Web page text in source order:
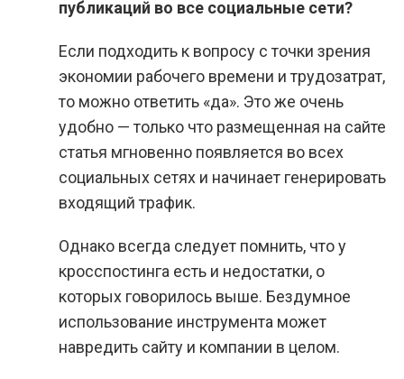
публикаций во все социальные сети?
Если подходить к вопросу с точки зрения
экономии рабочего времени и трудозатрат,
то можно ответить «да». Это же очень
удобно — только что размещенная на сайте
статья мгновенно появляется во всех
социальных сетях и начинает генерировать
входящий трафик.
Однако всегда следует помнить, что у
кросспостинга есть и недостатки, о
которых говорилось выше. Бездумное
использование инструмента может
навредить сайту и компании в целом.